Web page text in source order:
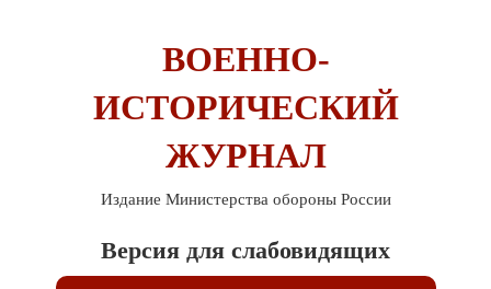
ВОЕННО-
ИСТОРИЧЕСКИЙ
ЖУРНАЛ
Издание Министерства обороны России
Версия для слабовидящих